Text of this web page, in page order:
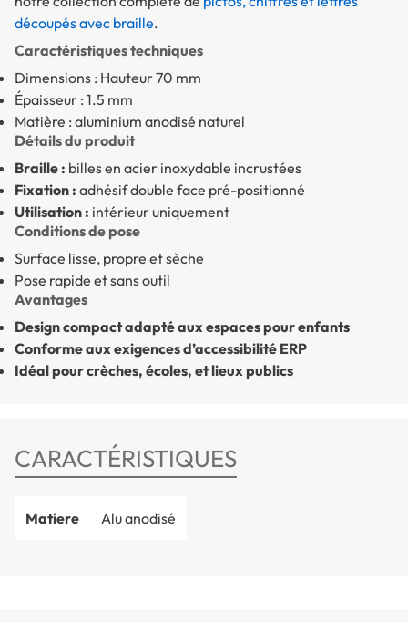
découpés avec braille.
Caractéristiques techniques
Dimensions : Hauteur 70 mm
Épaisseur : 1.5 mm
Matière : aluminium anodisé naturel
Détails du produit
Braille : billes en acier inoxydable incrustées
Fixation : adhésif double face pré-positionné
Utilisation : intérieur uniquement
Conditions de pose
Surface lisse, propre et sèche
Pose rapide et sans outil
Avantages
Design compact adapté aux espaces pour enfants
Conforme aux exigences d’accessibilité ERP
Idéal pour crèches, écoles, et lieux publics
CARACTÉRISTIQUES
Matiere Alu anodisé